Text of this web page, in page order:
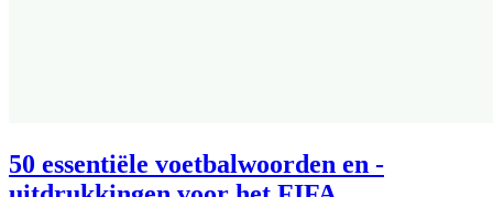
50 essentiële voetbalwoorden en -